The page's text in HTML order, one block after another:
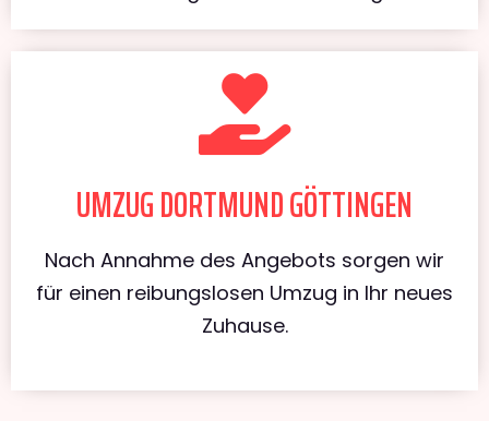
UMZUG DORTMUND GÖTTINGEN
Nach Annahme des Angebots sorgen wir
für einen reibungslosen Umzug in Ihr neues
Zuhause.